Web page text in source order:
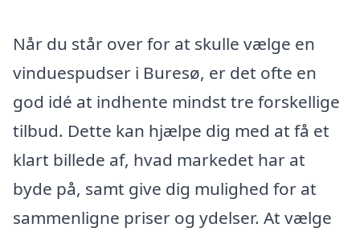
Når du står over for at skulle vælge en
vinduespudser i Buresø, er det ofte en
god idé at indhente mindst tre forskellige
tilbud. Dette kan hjælpe dig med at få et
klart billede af, hvad markedet har at
byde på, samt give dig mulighed for at
sammenligne priser og ydelser. At vælge